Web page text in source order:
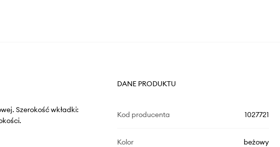
Szerokość wkładki:
DANE PRODUKTU
Kod producenta 1027721
Kolor beżowy